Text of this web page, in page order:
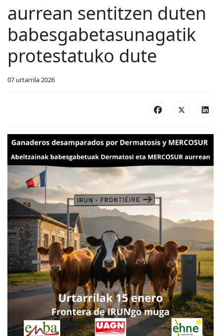
aurrean sentitzen duten
babesgabetasunagatik
protestatuko dute
07 urtarrila 2026